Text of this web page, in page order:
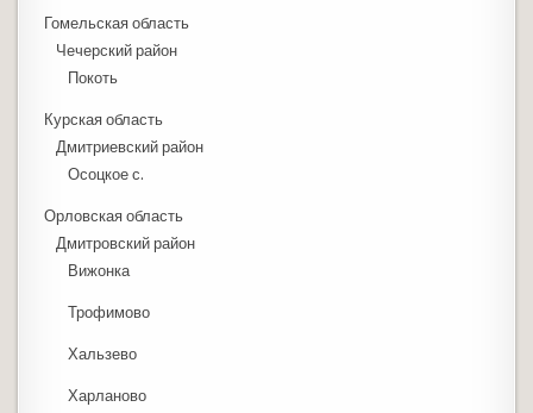
Гомельская область
Чечерский район
Покоть
Курская область
Дмитриевский район
Осоцкое с.
Орловская область
Дмитровский район
Вижонка
Трофимово
Хальзево
Харланово